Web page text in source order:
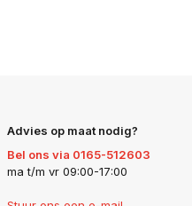
Advies op maat nodig?
Bel ons via 0165-512603
ma t/m vr 09:00-17:00